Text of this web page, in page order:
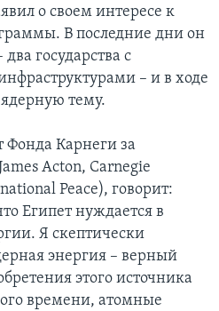
о своем интересе к
В последние дни он
государства с
– и в ходе
тему.
Карнеги за
Acton, Carnegie
Peace), говорит:
Египет нуждается в
Я скептически
энергия – верный
этого источника
времени, атомные